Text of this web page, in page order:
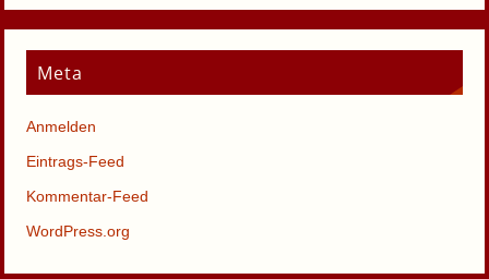
Meta
Anmelden
Eintrags-Feed
Kommentar-Feed
WordPress.org